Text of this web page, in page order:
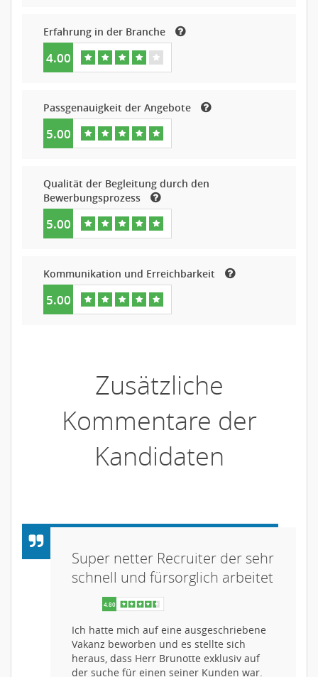
Erfahrung in der Branche
4.00
Passgenauigkeit der Angebote
5.00
Qualität der Begleitung durch den
Bewerbungsprozess
5.00
Kommunikation und Erreichbarkeit
5.00
Zusätzliche
Kommentare der
Kandidaten
Super netter Recruiter der sehr
schnell und fürsorglich arbeitet
Ich hatte mich auf eine ausgeschriebene
Vakanz beworben und es stellte sich
heraus, dass Herr Brunotte exklusiv auf
der suche für einen seiner Kunden war.